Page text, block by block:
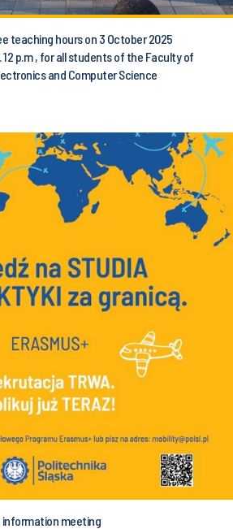
teaching hours on 3 October 2025
12 p.m , for all students of the Faculty of
and Computer Science
information meeting